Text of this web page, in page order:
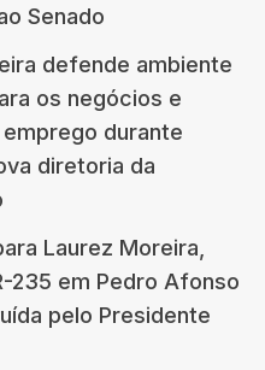
Senado
defende ambiente
os negócios e
durante
diretoria da
Laurez Moreira,
235 em Pedro Afonso
pelo Presidente